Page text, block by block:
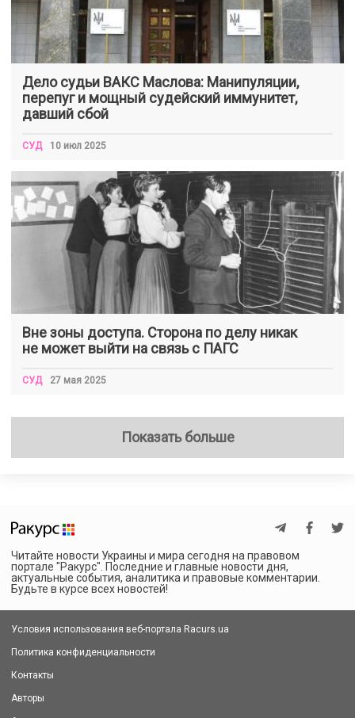
Дело судьи ВАКС Маслова: Манипуляции,
перепуг и мощный судейский иммунитет,
давший сбой
СУД 10 июл 2025
Вне зоны доступа. Сторона по делу никак
не может выйти на связь с ПАГС
СУД 27 мая 2025
Показать больше
Читайте новости Украины и мира сегодня на правовом
портале "Ракурс". Последние и главные новости дня,
актуальные события, аналитика и правовые комментарии.
Будьте в курсе всех новостей!
Условия использования веб-портала Racurs.ua
Политика конфиденциальности
Контакты
Авторы